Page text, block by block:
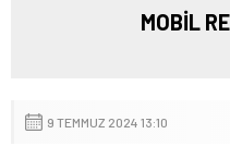
MOBİL
9 TEMMUZ 2024 13:10